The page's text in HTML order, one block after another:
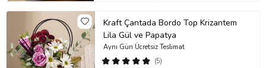
Kraft Çantada Bordo Top Krizantem
Lila Gül ve Papatya
(5)
Aynı Gün Ücretsiz Teslimat